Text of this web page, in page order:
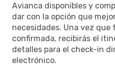
Avianca disponibles y
dar con la opción que
necesidades. Una vez que
confirmada, recibirás el
detalles para el check-in
electrónico.